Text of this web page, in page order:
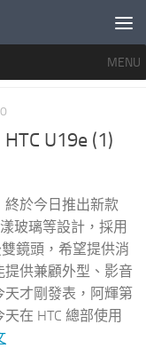
MENU
U19e (1)
終於今日推出新款
玻璃等設計，採用
鏡頭，希望提供消
供兼顧外型、影音
才剛發表，阿輝第
在 HTC 總部使用